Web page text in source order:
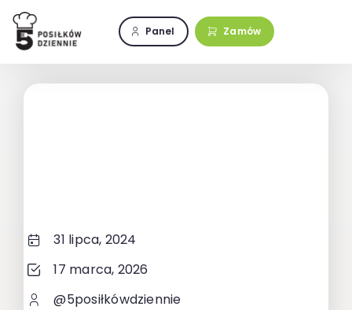
Przejdź
zawartości
Panel Zamów
31 lipca, 2024
17 marca, 2026
@5posiłkówdziennie